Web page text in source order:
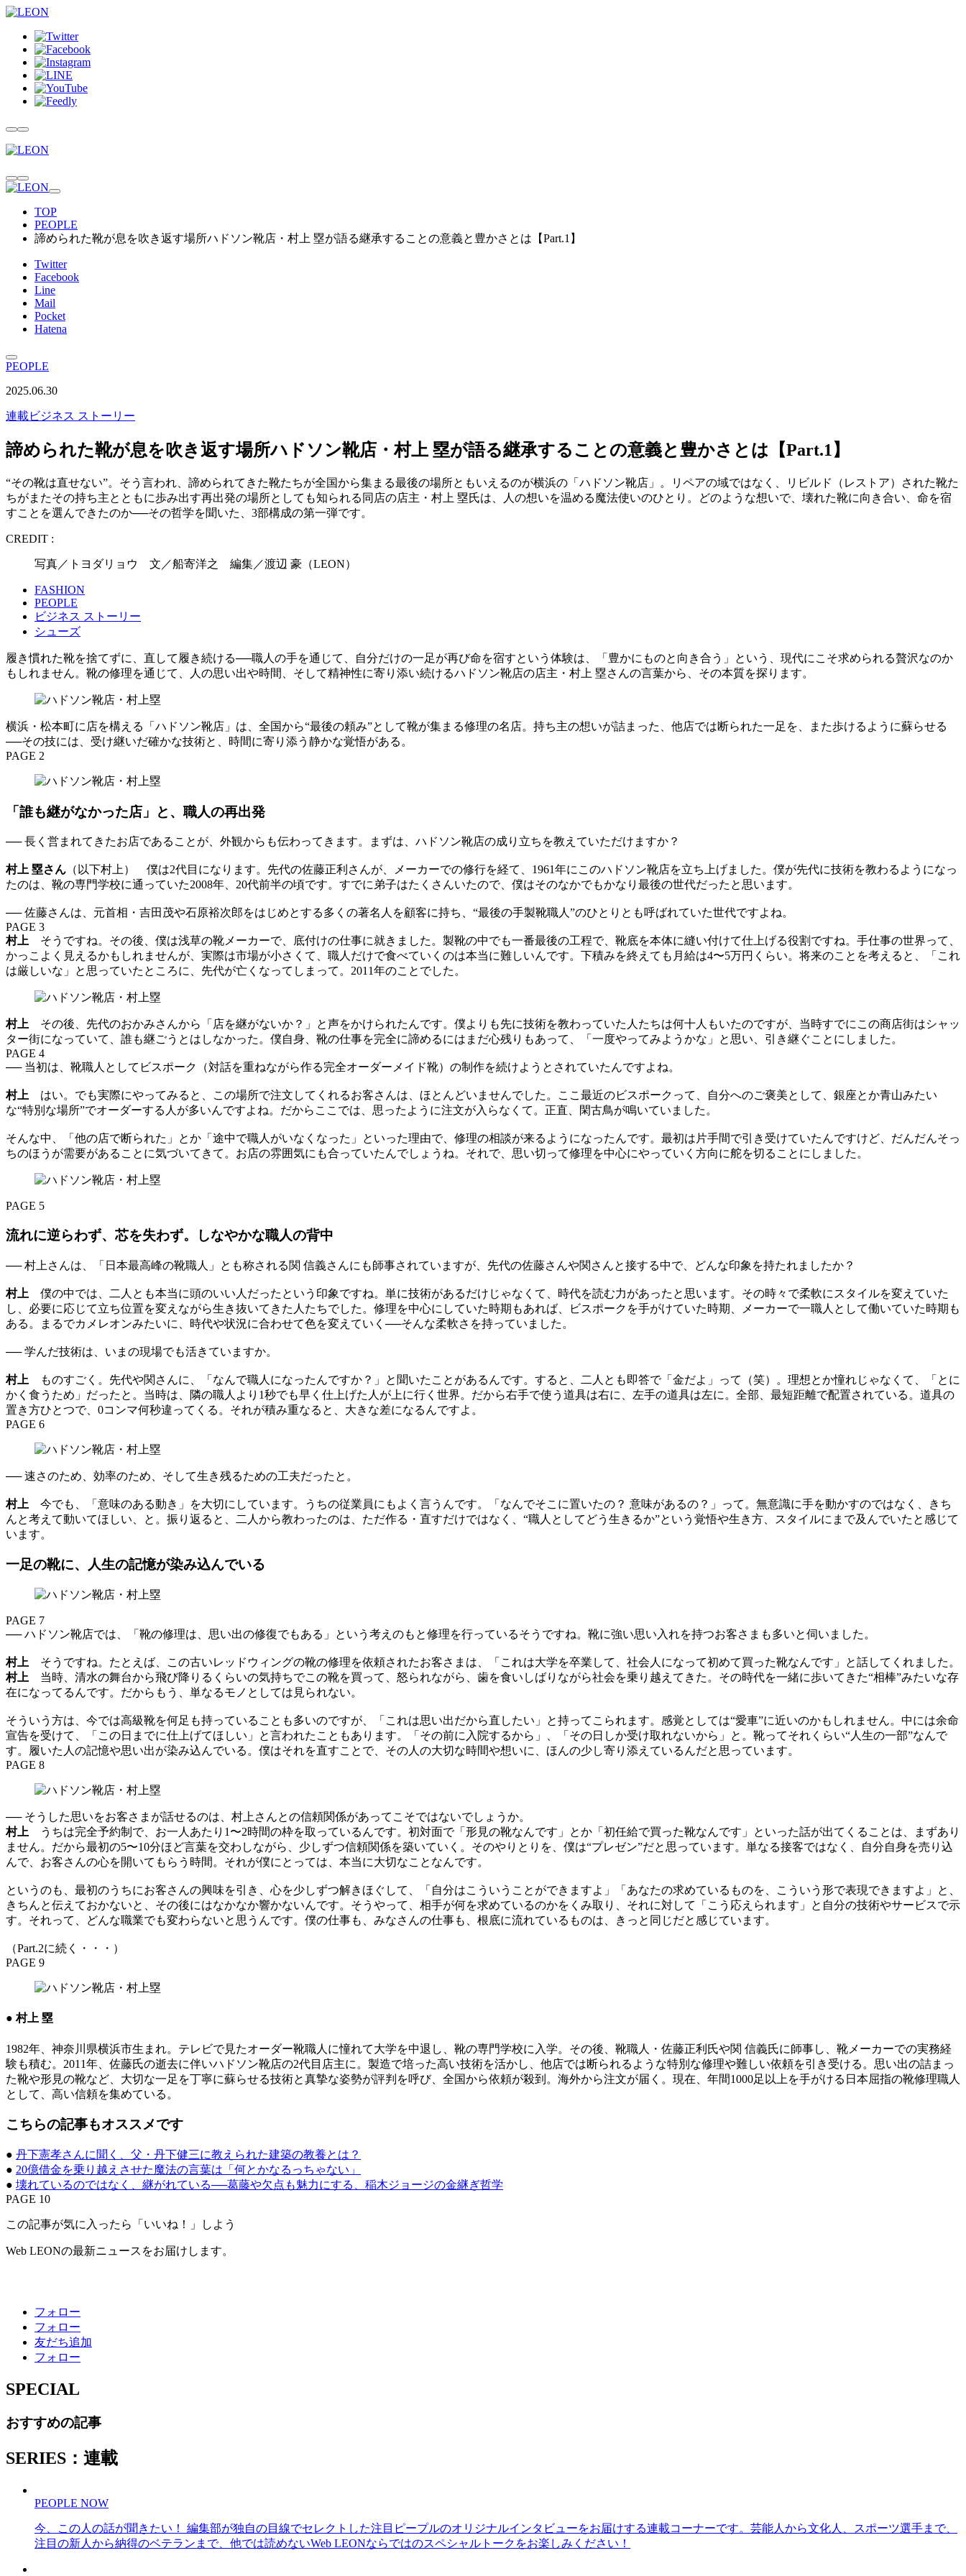
TOP
PEOPLE
諦められた靴が息を吹き返す場所ハドソン靴店・村上 塁が語る継承することの意義と豊かさとは【Part.1】
Twitter
Facebook
Line
Mail
Pocket
Hatena
PEOPLE
2025.06.30
連載ビジネス ストーリー
諦められた靴が息を吹き返す場所ハドソン靴店・村上 塁が語る継承することの意義と豊かさとは【Part.1】
“その靴は直せない”。そう言われ、諦められてきた靴たちが全国から集まる最後の場所ともいえるのが横浜の「ハドソン靴店」。リペアの域ではなく、リビルド（レストア）された靴た
ちがまたその持ち主とともに歩み出す再出発の場所としても知られる同店の店主・村上 塁氏は、人の想いを温める魔法使いのひとり。どのような想いで、壊れた靴に向き合い、命を宿
すことを選んできたのか──その哲学を聞いた、3部構成の第一弾です。
CREDIT :
写真／トヨダリョウ 文／船寄洋之 編集／渡辺 豪（LEON）
FASHION
PEOPLE
ビジネス ストーリー
シューズ
履き慣れた靴を捨てずに、直して履き続ける──職人の手を通じて、自分だけの一足が再び命を宿すという体験は、「豊かにものと向き合う」という、現代にこそ求められる贅沢なのか
もしれません。靴の修理を通じて、人の思い出や時間、そして精神性に寄り添い続けるハドソン靴店の店主・村上 塁さんの言葉から、その本質を探ります。
横浜・松本町に店を構える「ハドソン靴店」は、全国から“最後の頼み”として靴が集まる修理の名店。持ち主の想いが詰まった、他店では断られた一足を、また歩けるように蘇らせる
──その技には、受け継いだ確かな技術と、時間に寄り添う静かな覚悟がある。
PAGE 2
「誰も継がなかった店」と、職人の再出発
── 長く営まれてきたお店であることが、外観からも伝わってきます。まずは、ハドソン靴店の成り立ちを教えていただけますか？
村上 塁さん （以下村上） 僕は2代目になります。先代の佐藤正利さんが、メーカーでの修行を経て、1961年にこのハドソン靴店を立ち上げました。僕が先代に技術を教わるようになっ
たのは、靴の専門学校に通っていた2008年、20代前半の頃です。すでに弟子はたくさんいたので、僕はそのなかでもかなり最後の世代だったと思います。
── 佐藤さんは、元首相・吉田茂や石原裕次郎をはじめとする多くの著名人を顧客に持ち、“最後の手製靴職人”のひとりとも呼ばれていた世代ですよね。
PAGE 3
村上 そうですね。その後、僕は浅草の靴メーカーで、底付けの仕事に就きました。製靴の中でも一番最後の工程で、靴底を本体に縫い付けて仕上げる役割ですね。手仕事の世界って、
かっこよく見えるかもしれませんが、実際は市場が小さくて、職人だけで食べていくのは本当に難しいんです。下積みを終えても月給は4〜5万円くらい。将来のことを考えると、「これ
は厳しいな」と思っていたところに、先代が亡くなってしまって。2011年のことでした。
村上 その後、先代のおかみさんから「店を継がないか？」と声をかけられたんです。僕よりも先に技術を教わっていた人たちは何十人もいたのですが、当時すでにこの商店街はシャッ
ター街になっていて、誰も継ごうとはしなかった。僕自身、靴の仕事を完全に諦めるにはまだ心残りもあって、「一度やってみようかな」と思い、引き継ぐことにしました。
PAGE 4
── 当初は、靴職人としてビスポーク（対話を重ねながら作る完全オーダーメイド靴）の制作を続けようとされていたんですよね。
村上 はい。でも実際にやってみると、この場所で注文してくれるお客さんは、ほとんどいませんでした。ここ最近のビスポークって、自分へのご褒美として、銀座とか青山みたい
な“特別な場所”でオーダーする人が多いんですよね。だからここでは、思ったように注文が入らなくて。正直、閑古鳥が鳴いていました。
そんな中、「他の店で断られた」とか「途中で職人がいなくなった」といった理由で、修理の相談が来るようになったんです。最初は片手間で引き受けていたんですけど、だんだんそっ
ちのほうが需要があることに気づいてきて。お店の雰囲気にも合っていたんでしょうね。それで、思い切って修理を中心にやっていく方向に舵を切ることにしました。
PAGE 5
流れに逆らわず、芯を失わず。しなやかな職人の背中
── 村上さんは、「日本最高峰の靴職人」とも称される関 信義さんにも師事されていますが、先代の佐藤さんや関さんと接する中で、どんな印象を持たれましたか？
村上 僕の中では、二人とも本当に頭のいい人だったという印象ですね。単に技術があるだけじゃなくて、時代を読む力があったと思います。その時々で柔軟にスタイルを変えていた
し、必要に応じて立ち位置を変えながら生き抜いてきた人たちでした。修理を中心にしていた時期もあれば、ビスポークを手がけていた時期、メーカーで一職人として働いていた時期も
ある。まるでカメレオンみたいに、時代や状況に合わせて色を変えていく──そんな柔軟さを持っていました。
── 学んだ技術は、いまの現場でも活きていますか。
村上 ものすごく。先代や関さんに、「なんで職人になったんですか？」と聞いたことがあるんです。すると、二人とも即答で「金だよ」って（笑）。理想とか憧れじゃなくて、「とに
かく食うため」だったと。当時は、隣の職人より1秒でも早く仕上げた人が上に行く世界。だから右手で使う道具は右に、左手の道具は左に。全部、最短距離で配置されている。道具の
置き方ひとつで、0コンマ何秒違ってくる。それが積み重なると、大きな差になるんですよ。
PAGE 6
── 速さのため、効率のため、そして生き残るための工夫だったと。
村上 今でも、「意味のある動き」を大切にしています。うちの従業員にもよく言うんです。「なんでそこに置いたの？ 意味があるの？」って。無意識に手を動かすのではなく、きち
んと考えて動いてほしい、と。振り返ると、二人から教わったのは、ただ作る・直すだけではなく、“職人としてどう生きるか”という覚悟や生き方、スタイルにまで及んでいたと感じて
います。
一足の靴に、人生の記憶が染み込んでいる
PAGE 7
── ハドソン靴店では、「靴の修理は、思い出の修復でもある」という考えのもと修理を行っているそうですね。靴に強い思い入れを持つお客さまも多いと伺いました。
村上 そうですね。たとえば、この古いレッドウィングの靴の修理を依頼されたお客さまは、「これは大学を卒業して、社会人になって初めて買った靴なんです」と話してくれました。
村上 当時、清水の舞台から飛び降りるくらいの気持ちでこの靴を買って、怒られながら、歯を食いしばりながら社会を乗り越えてきた。その時代を一緒に歩いてきた“相棒”みたいな存
在になってるんです。だからもう、単なるモノとしては見られない。
そういう方は、今では高級靴を何足も持っていることも多いのですが、「これは思い出だから直したい」と持ってこられます。感覚としては“愛車”に近いのかもしれません。中には余命
宣告を受けて、「この日までに仕上げてほしい」と言われたこともあります。「その前に入院するから」、「その日しか受け取れないから」と。靴ってそれくらい“人生の一部”なんで
す。履いた人の記憶や思い出が染み込んでいる。僕はそれを直すことで、その人の大切な時間や想いに、ほんの少し寄り添えているんだと思っています。
PAGE 8
── そうした思いをお客さまが話せるのは、村上さんとの信頼関係があってこそではないでしょうか。
村上 うちは完全予約制で、お一人あたり1〜2時間の枠を取っているんです。初対面で「形見の靴なんです」とか「初任給で買った靴なんです」といった話が出てくることは、まずあり
ません。だから最初の5〜10分ほど言葉を交わしながら、少しずつ信頼関係を築いていく。そのやりとりを、僕は“プレゼン”だと思っています。単なる接客ではなく、自分自身を売り込
んで、お客さんの心を開いてもらう時間。それが僕にとっては、本当に大切なことなんです。
というのも、最初のうちにお客さんの興味を引き、心を少しずつ解きほぐして、「自分はこういうことができますよ」「あなたの求めているものを、こういう形で表現できますよ」と、
きちんと伝えておかないと、その後にはなかなか響かないんです。そうやって、相手が何を求めているのかをくみ取り、それに対して「こう応えられます」と自分の技術やサービスで示
す。それって、どんな職業でも変わらないと思うんです。僕の仕事も、みなさんの仕事も、根底に流れているものは、きっと同じだと感じています。
（Part.2に続く・・・）
PAGE 9
● 村上 塁
1982年、神奈川県横浜市生まれ。テレビで見たオーダー靴職人に憧れて大学を中退し、靴の専門学校に入学。その後、靴職人・佐藤正利氏や関 信義氏に師事し、靴メーカーでの実務経
験も積む。2011年、佐藤氏の逝去に伴いハドソン靴店の2代目店主に。製造で培った高い技術を活かし、他店では断られるような特別な修理や難しい依頼を引き受ける。思い出の詰まっ
た靴や形見の靴など、大切な一足を丁寧に蘇らせる技術と真摯な姿勢が評判を呼び、全国から依頼が殺到。海外から注文が届く。現在、年間1000足以上を手がける日本屈指の靴修理職人
として、高い信頼を集めている。
こちらの記事もオススメです
● 丹下憲孝さんに聞く、父・丹下健三に教えられた建築の教養とは？
● 20億借金を乗り越えさせた魔法の言葉は「何とかなるっちゃない」
● 壊れているのではなく、継がれている──葛藤や欠点も魅力にする、稲木ジョージの金継ぎ哲学
PAGE 10
この記事が気に入ったら「いいね！」しよう
Web LEONの最新ニュースをお届けします。
フォロー
フォロー
友だち追加
フォロー
SPECIAL
おすすめの記事
SERIES：連載
PEOPLE NOW
今、この人の話が聞きたい！ 編集部が独自の目線でセレクトした注目ピープルのオリジナルインタビューをお届けする連載コーナーです。芸能人から文化人、スポーツ選手まで、
注目の新人から納得のベテランまで、他では読めないWeb LEONならではのスペシャルトークをお楽しみください！